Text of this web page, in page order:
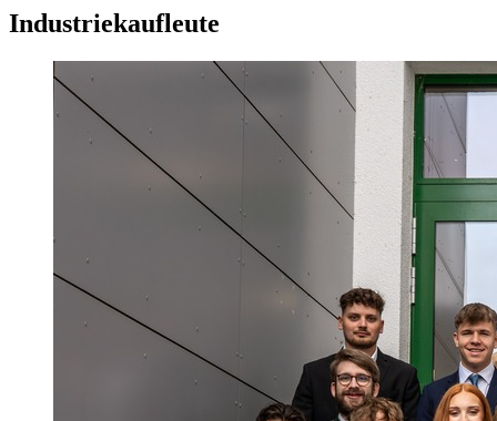
Industriekaufleute